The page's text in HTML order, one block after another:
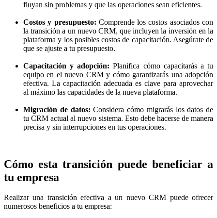
fluyan sin problemas y que las operaciones sean eficientes.
Costos y presupuesto: Comprende los costos asociados con
la transición a un nuevo CRM, que incluyen la inversión en la
plataforma y los posibles costos de capacitación. Asegúrate de
que se ajuste a tu presupuesto.
Capacitación y adopción:Planifica cómo capacitarás a tu
equipo en el nuevo CRM y cómo garantizarás una adopción
efectiva. La capacitación adecuada es clave para aprovechar
al máximo las capacidades de la nueva plataforma.
Migración de datos:Considera cómo migrarás los datos de
tu CRM actual al nuevo sistema. Esto debe hacerse de manera
precisa y sin interrupciones en tus operaciones.
Cómo esta transición puede beneficiar a
tu empresa
Realizar una transición efectiva a un nuevo CRM puede ofrecer
numerosos beneficios a tu empresa: